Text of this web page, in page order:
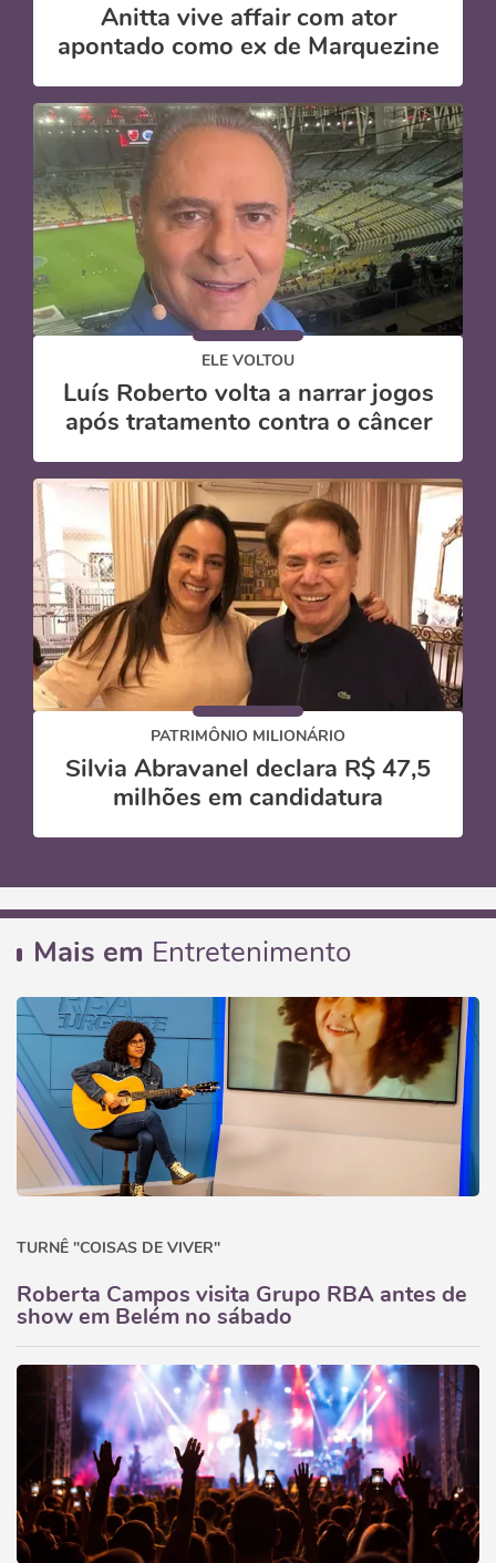
Anitta vive affair com ator
apontado como ex de Marquezine
ELE VOLTOU
Luís Roberto volta a narrar jogos
após tratamento contra o câncer
PATRIMÔNIO MILIONÁRIO
Silvia Abravanel declara R$ 47,5
milhões em candidatura
Mais em Entretenimento
TURNÊ "COISAS DE VIVER"
Roberta Campos visita Grupo RBA antes de
show em Belém no sábado